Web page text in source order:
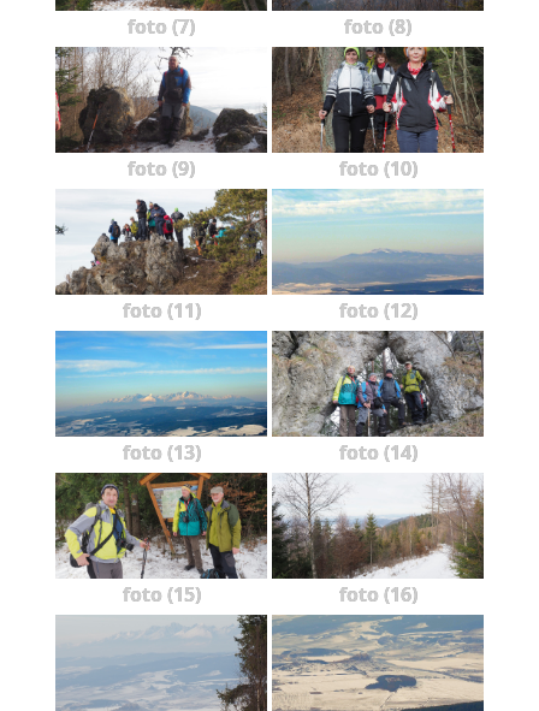
foto (7) foto (8)
foto (9) foto (10)
foto (11) foto (12)
foto (13) foto (14)
foto (15) foto (16)